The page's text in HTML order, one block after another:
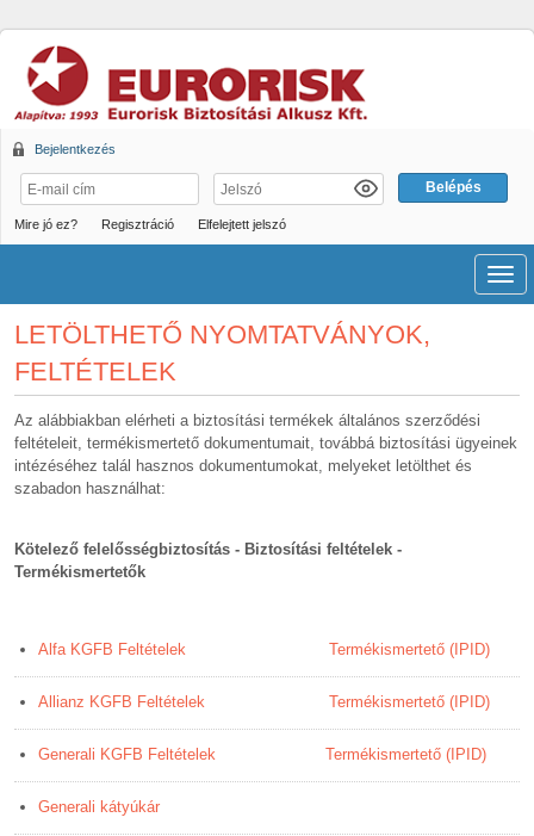
Bejelentkezés
Mire jó ez? Regisztráció Elfelejtett jelszó
LETÖLTHETŐ NYOMTATVÁNYOK,
FELTÉTELEK
Az alábbiakban elérheti a biztosítási termékek általános szerződési
feltételeit, termékismertető dokumentumait, továbbá biztosítási ügyeinek
intézéséhez talál hasznos dokumentumokat, melyeket letölthet és
szabadon használhat:
Kötelező felelősségbiztosítás - Biztosítási feltételek -
Termékismertetők
Alfa KGFB Feltételek Termékismertető (IPID)
Allianz KGFB Feltételek Termékismertető (IPID)
Generali KGFB Feltételek Termékismertető (IPID)
Generali kátyúkár